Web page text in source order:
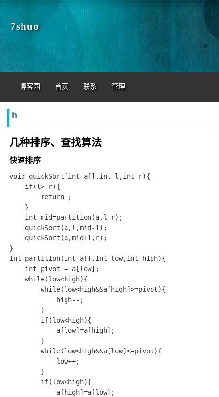
7shuo
博客园 首页 联系 管理
h
几种排序、查找算法
快速排序
void quickSort(int a[],int l,int r){
    if(l>=r){
        return ;
    }
    int mid=partition(a,l,r);
    quickSort(a,l,mid-1);
    quickSort(a,mid+1,r);
}
int partition(int a[],int low,int high){
    int pivot = a[low];
    while(low<high){
        while(low<high&&a[high]>=pivot){
            high--;
        }
        if(low<high){
            a[low]=a[high];
        }
        while(low<high&&a[low]<=pivot){
            low++;
        }
        if(low<high){
            a[high]=a[low];